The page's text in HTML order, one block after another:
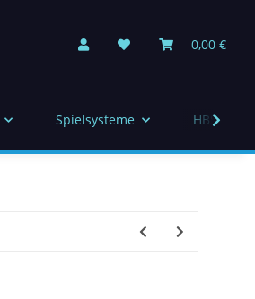
0,00 €
Spielsysteme HBS